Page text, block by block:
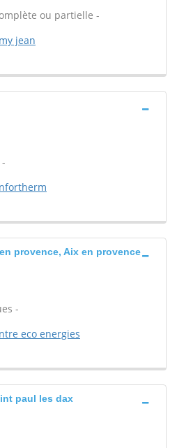
ou partielle -
jean
provence, Aix en provence
-
eco energies
paul les dax